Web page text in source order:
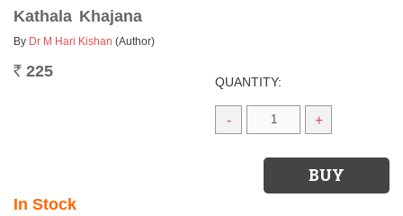
Kathala Khajana
By Dr M Hari Kishan (Author)
Rs. 225
QUANTITY:
- +
In Stock